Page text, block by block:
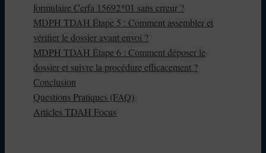
formulaire Cerfa 15692*01 sans erreur ?
MDPH TDAH Étape 5 : Comment assembler et
vérifier le dossier avant envoi ?
MDPH TDAH Étape 6 : Comment déposer le
dossier et suivre la procédure efficacement ?
Conclusion
Questions Pratiques (FAQ)
Articles TDAH Focus